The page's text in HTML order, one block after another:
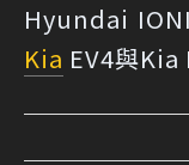
Hyundai
Kia EV4與Kia